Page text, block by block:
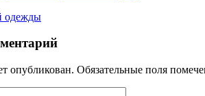
одежды
опубликован. Обязательные поля